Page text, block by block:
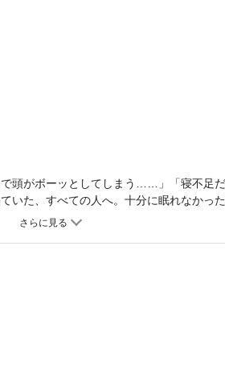
頭がボーッとしてしまう……」「寝不足
た、すべての人へ。十分に眠れなかった
まとめました。□起きてから２時間後にブ
本を読み終える前と後とでは、寝不足の
ための武器とも言える「寝不足対策」を
寝不足の日も仕事で結果を出す技術
大効果の仮眠術Program 3 寝不足を覚
4 非常事態の乗り切り方 寝不足